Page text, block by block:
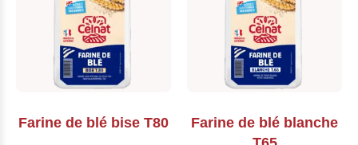
Farine de blé bise T80
Farine de blé blanche